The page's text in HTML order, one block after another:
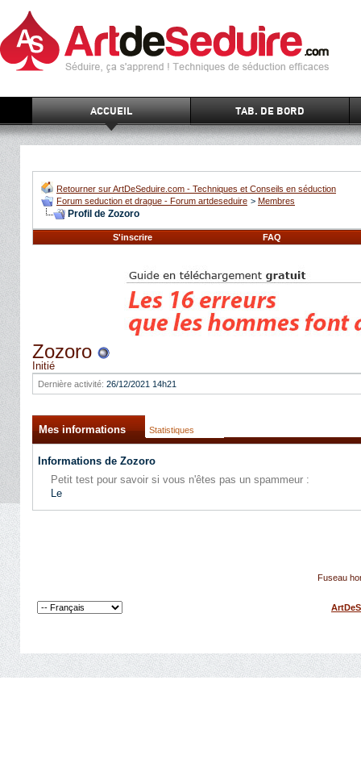
ACCUEIL TAB. DE BORD
Retourner sur ArtDeSeduire.com - Techniques et Conseils en séduction
Forum seduction et drague - Forum artdeseduire > Membres
Profil de Zozoro
S'inscrire FAQ
Zozoro
Initié
Dernière activité: 26/12/2021 14h21
Mes informations Statistiques
Informations de Zozoro
Petit test pour savoir si vous n'êtes pas un spammeur :
Le
Fuseau